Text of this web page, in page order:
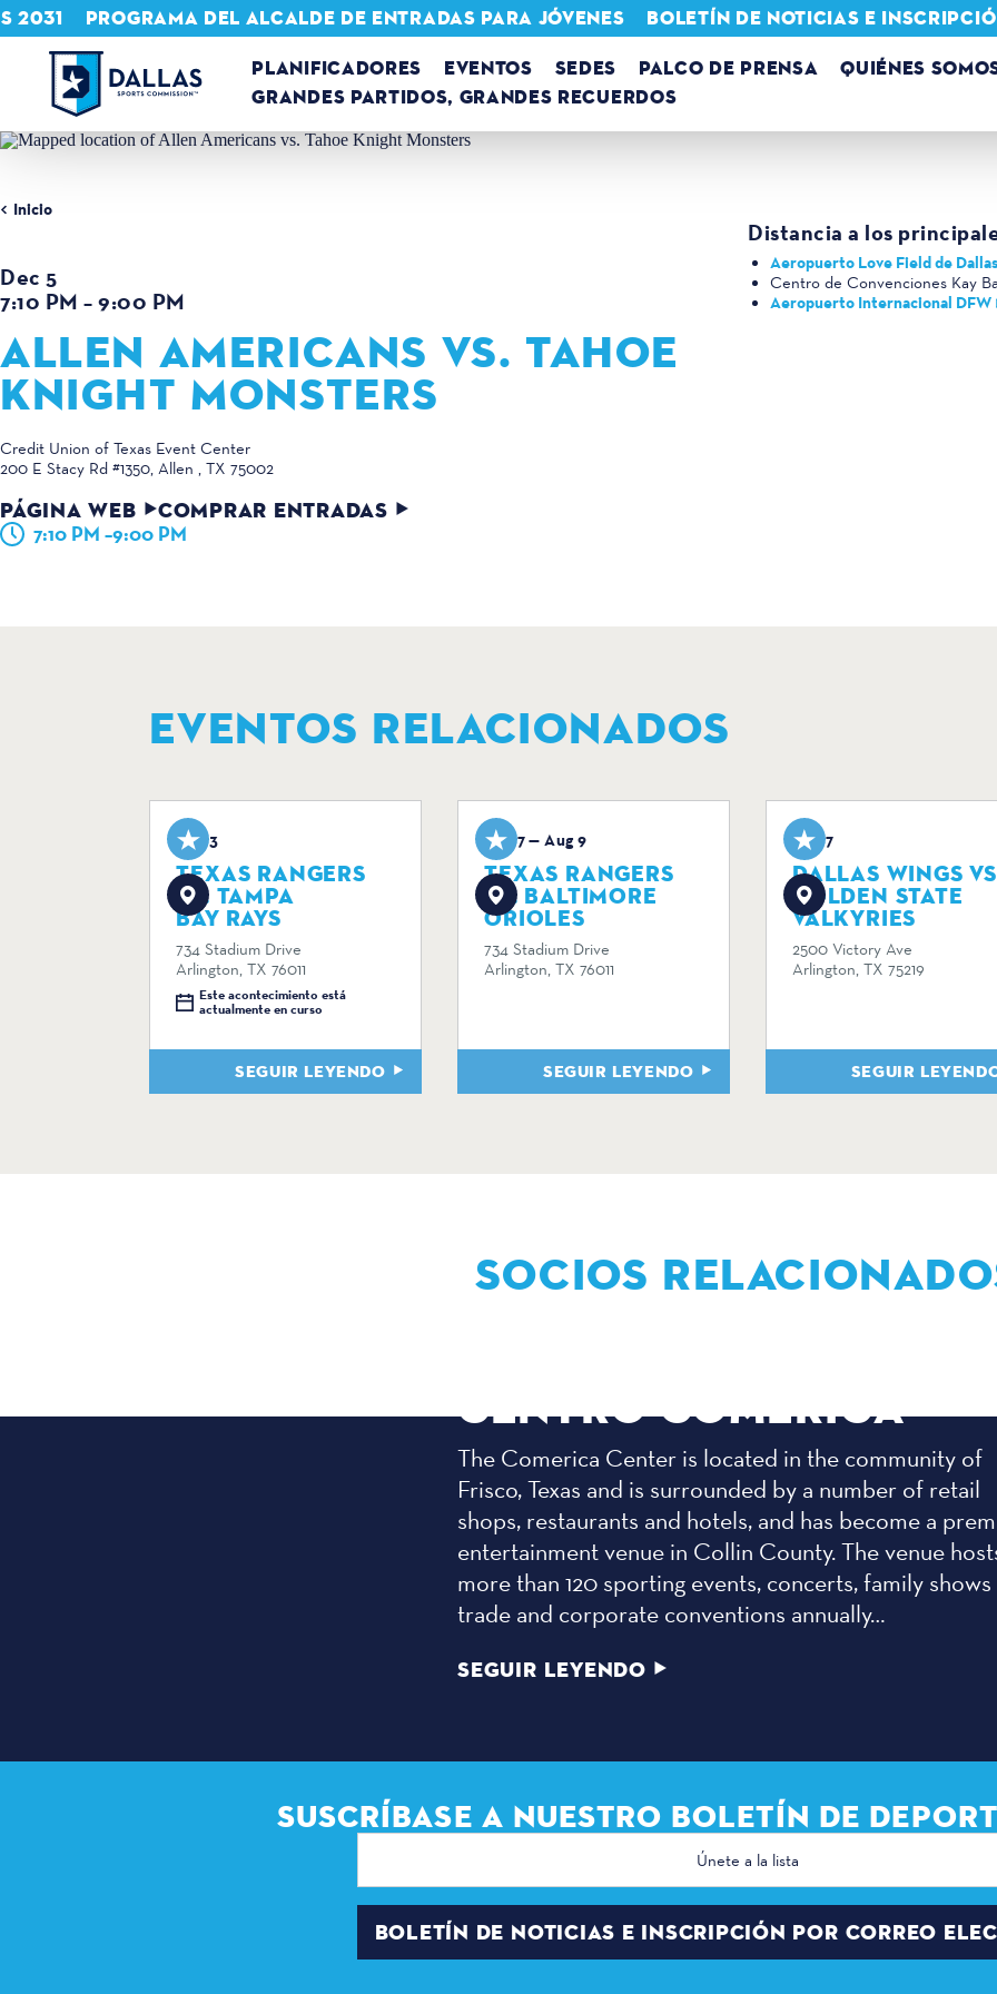
Ir al contenido
PLANIFICADORES EVENTOS SEDES PALCO DE PRENSA
QUIÉNES
GRANDES PARTIDOS, GRANDES RECUERDOS
2031 PROGRAMA DEL ALCALDE DE ENTRADAS PARA JÓVENES BOLETÍN DE NOTICIAS E
Inicio
Dec 5
7:10 PM – 9:00 PM
ALLEN AMERICANS VS. TAHOE
KNIGHT MONSTERS
Credit Union of Texas Event Center
200 E Stacy Rd #1350 Allen , TX 75002
PÁGINA WEB COMPRAR ENTRADAS
7:10 PM –9:00 PM
Distancia a los
Aeropuerto Love Field de Dallas
Centro de Convenciones Kay
Aeropuerto Internacional DFW
EVENTOS RELACIONADOS
Aug 3
TEXAS RANGERS
VS. TAMPA
BAY RAYS
734 Stadium Drive
Arlington, TX 76011
Este acontecimiento está
actualmente en curso
SEGUIR LEYENDO
Aug 7 — Aug 9
TEXAS RANGERS
VS. BALTIMORE
ORIOLES
734 Stadium Drive
Arlington, TX 76011
SEGUIR LEYENDO
Aug 7
DALLAS WINGS
GOLDEN STATE
VALKYRIES
2500 Victory Ave
Arlington, TX 75219
SEGUIR
SOCIOS
CENTRO COMERICA
The Comerica Center is located in the community of
Frisco, Texas and is surrounded by a number of retail
shops, restaurants and hotels, and has become a
entertainment venue in Collin County. The venue
more than 120 sporting events, concerts, family shows
trade and corporate conventions annually…
SEGUIR LEYENDO
SUSCRÍBASE A NUESTRO BOLETÍN DE
Dirección
electrónico
BOLETÍN DE NOTICIAS E INSCRIPCIÓN POR CORREO